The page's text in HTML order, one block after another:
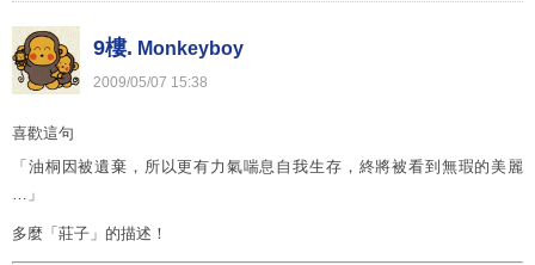
9樓. Monkeyboy
2009/05/07 15:38
喜歡這句
「油桐因被遺棄，所以更有力氣喘息自我生存，終將被看到無瑕的美麗
…」
多麼「莊子」的描述！